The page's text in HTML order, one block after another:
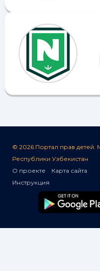
© 2026 Портал прав детей.
Республики Узбекистан
О проекте
Карта сайта
Инструкция